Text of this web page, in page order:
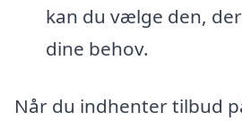
kan du vælge den,
dine behov.
Når du indhenter tilbud